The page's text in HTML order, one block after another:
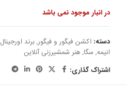
در انبار موجود نمی باشد
دسته: اکشن فیگور و فیگور,برند اورجینال
انیمه, سگا,هنر شمشیرزنی آنلاین
اشتراک گذاری: